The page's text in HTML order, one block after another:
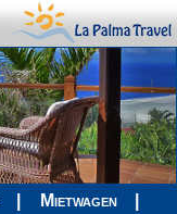
Mietwagen